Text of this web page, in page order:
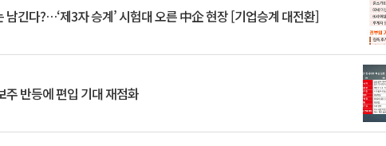
남긴다?…‘제3자 승계’ 시험대 오른 中企 현장 [기업승계 대전환]
반등에 편입 기대 재점화